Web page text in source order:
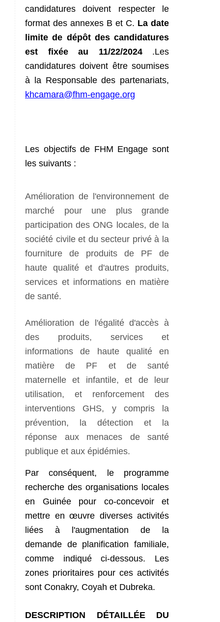
candidatures doivent respecter le
format des annexes B et C. La date
limite de dépôt des candidatures
est fixée au 11/22/2024.Les
candidatures doivent être soumises
à la Responsable des partenariats,
khcamara@fhm-engage.org
Les objectifs de FHM Engage sont
les suivants :
Amélioration de l'environnement de
marché pour une plus grande
participation des ONG locales, de la
société civile et du secteur privé à la
fourniture de produits de PF de
haute qualité et d'autres produits,
services et informations en matière
de santé.
Amélioration de l'égalité d'accès à
des produits, services et
informations de haute qualité en
matière de PF et de santé
maternelle et infantile, et de leur
utilisation, et renforcement des
interventions GHS, y compris la
prévention, la détection et la
réponse aux menaces de santé
publique et aux épidémies.
Par conséquent, le programme
recherche des organisations locales
en Guinée pour co-concevoir et
mettre en œuvre diverses activités
liées à l'augmentation de la
demande de planification familiale,
comme indiqué ci-dessous. Les
zones prioritaires pour ces activités
sont Conakry, Coyah et Dubreka.
DESCRIPTION DÉTAILLÉE DU